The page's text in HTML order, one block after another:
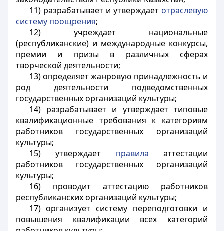
11) разрабатывает и утверждает отраслевую
систему поощрения;
12) учреждает национальные
(республиканские) и международные конкурсы,
премии и призы в различных сферах
творческой деятельности;
13) определяет жанровую принадлежность и
род деятельности подведомственных
государственных организаций культуры;
14) разрабатывает и утверждает типовые
квалификационные требования к категориям
работников государственных организаций
культуры;
15) утверждает правила аттестации
работников государственных организаций
культуры;
16) проводит аттестацию работников
республиканских организаций культуры;
17) организует систему переподготовки и
повышения квалификации всех категорий